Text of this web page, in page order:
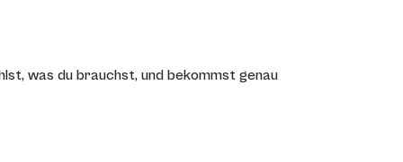
was du brauchst, und bekommst genau